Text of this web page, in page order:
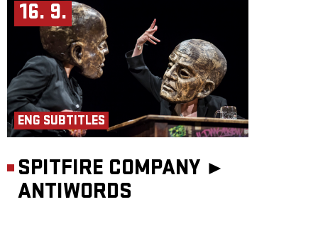
16. 9.
ENG SUBTITLES
SPITFIRE COMPANY ►
ANTIWORDS